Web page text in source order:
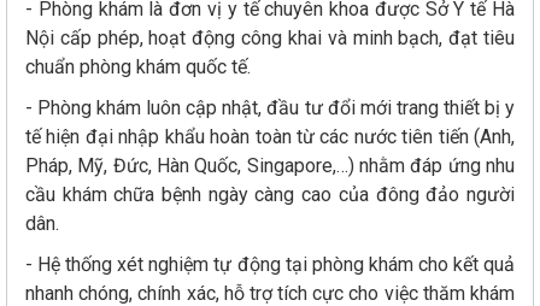
- Phòng khám là đơn vị y tế chuyên khoa được Sở Y tế Hà
Nội cấp phép, hoạt động công khai và minh bạch, đạt tiêu
chuẩn phòng khám quốc tế.
- Phòng khám luôn cập nhật, đầu tư đổi mới trang thiết bị y
tế hiện đại nhập khẩu hoàn toàn từ các nước tiên tiến (Anh,
Pháp, Mỹ, Đức, Hàn Quốc, Singapore,…) nhằm đáp ứng nhu
cầu khám chữa bệnh ngày càng cao của đông đảo người
dân.
- Hệ thống xét nghiệm tự động tại phòng khám cho kết quả
nhanh chóng, chính xác, hỗ trợ tích cực cho việc thăm khám